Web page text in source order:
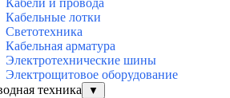
Кабели и провода
Кабельные лотки
Светотехника
Кабельная арматура
Электротехнические шины
Электрощитовое оборудование
техника
▼